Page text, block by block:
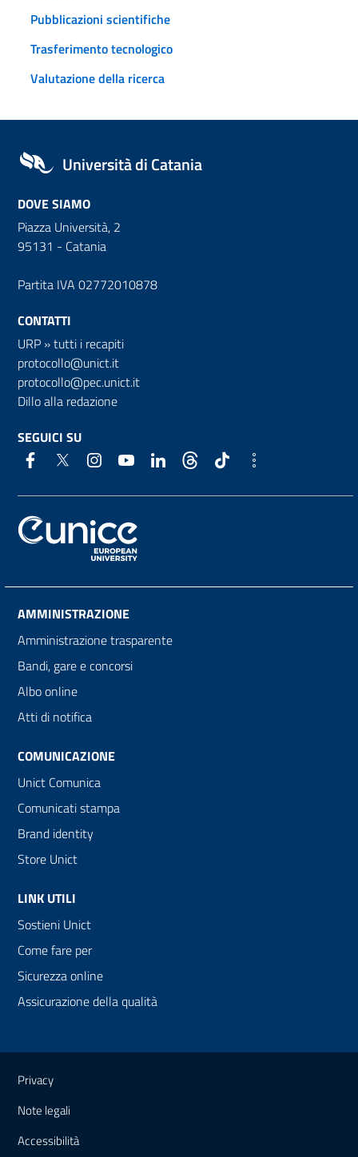
Pubblicazioni scientifiche
Trasferimento tecnologico
Valutazione della ricerca
Università di Catania
DOVE SIAMO
Piazza Università, 2
95131 - Catania
Partita IVA 02772010878
CONTATTI
URP »tutti i recapiti
protocollo@unict.it
protocollo@pec.unict.it
Dillo alla redazione
SEGUICI SU
AMMINISTRAZIONE
Amministrazione trasparente
Bandi, gare e concorsi
Albo online
Atti di notifica
COMUNICAZIONE
Unict Comunica
Comunicati stampa
Brand identity
Store Unict
LINK UTILI
Sostieni Unict
Come fare per
Sicurezza online
Assicurazione della qualità
Link e informazioni utili
Privacy
Note legali
Accessibilità